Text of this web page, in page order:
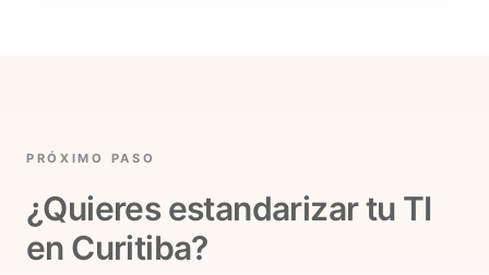
PRÓXIMO PASO
¿Quieres estandarizar tu TI
en Curitiba?